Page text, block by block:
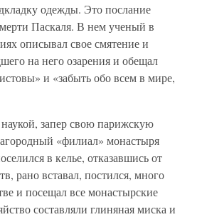
одежды. Это послание
Паскаля. В нем ученый в
описывал свое смятение и
на него озарения и обещал
и «забыть обо всем в мире,
наукой, запер свою парижскую
«филиал» монастыря
в келье, отказавшись от
рано вставал, постился, много
и посещал все монастырские
составляли глиняная миска и